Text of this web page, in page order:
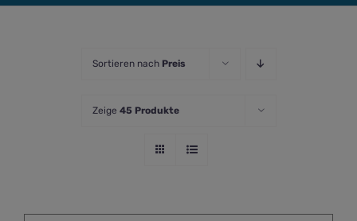
Sortieren nach Preis
Zeige 45 Produkte